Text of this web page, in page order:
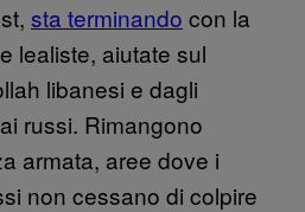
sta terminando con la
lealiste, aiutate sul
libanesi e dagli
russi. Rimangono
armata, aree dove i
non cessano di colpire